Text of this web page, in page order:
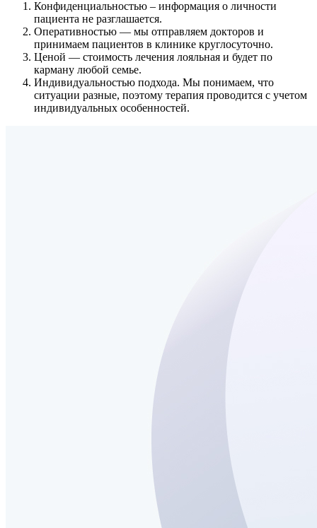
Конфиденциальностью – информация о личности
пациента не разглашается.
Оперативностью — мы отправляем докторов и
принимаем пациентов в клинике круглосуточно.
Ценой — стоимость лечения лояльная и будет по
карману любой семье.
Индивидуальностью подхода. Мы понимаем, что
ситуации разные, поэтому терапия проводится с учетом
индивидуальных особенностей.